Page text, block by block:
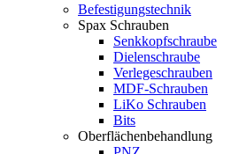
Befestigungstechnik
Spax Schrauben
Senkkopfschraube
Dielenschraube
Verlegeschrauben
MDF-Schrauben
LiKo Schrauben
Bits
Oberflächenbehandlung